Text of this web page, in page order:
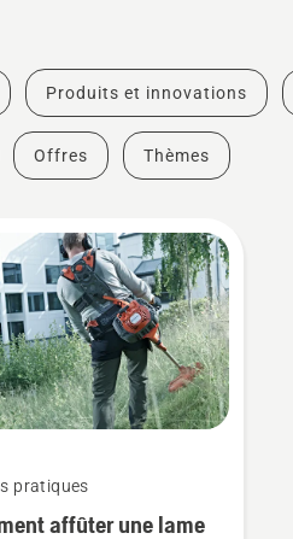
Produits et innovations
Offres Thèmes
pratiques
affûter une lame